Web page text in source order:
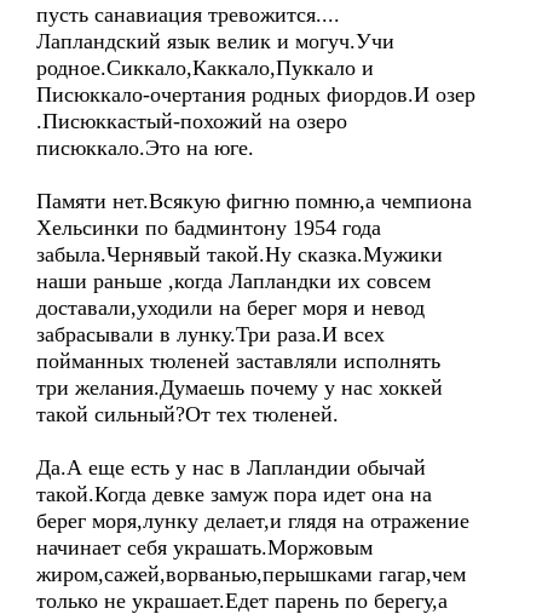
пусть санавиация тревожится....
Лапландский язык велик и могуч.Учи
родное.Сиккало,Каккало,Пуккало и
Писюккало-очертания родных фиордов.И озер
.Писюккастый-похожий на озеро
писюккало.Это на юге.
Памяти нет.Всякую фигню помню,а чемпиона
Хельсинки по бадминтону 1954 года
забыла.Чернявый такой.Ну сказка.Мужики
наши раньше ,когда Лапландки их совсем
доставали,уходили на берег моря и невод
забрасывали в лунку.Три раза.И всех
пойманных тюленей заставляли исполнять
три желания.Думаешь почему у нас хоккей
такой сильный?От тех тюленей.
Да.А еще есть у нас в Лапландии обычай
такой.Когда девке замуж пора идет она на
берег моря,лунку делает,и глядя на отражение
начинает себя украшать.Моржовым
жиром,сажей,ворванью,перышками гагар,чем
только не украшает.Едет парень по берегу,а